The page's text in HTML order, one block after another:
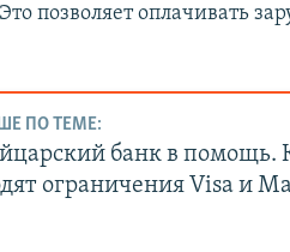
позволяет оплачивать
ПО ТЕМЕ:
банк в помощь.
ограничения Visa и